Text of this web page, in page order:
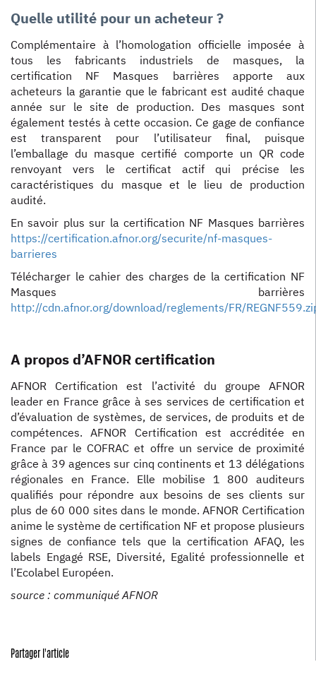
Quelle utilité pour un acheteur ?
Complémentaire à l’homologation officielle imposée à
tous les fabricants industriels de masques, la
certification NF Masques barrières apporte aux
acheteurs la garantie que le fabricant est audité chaque
année sur le site de production. Des masques sont
également testés à cette occasion. Ce gage de confiance
est transparent pour l’utilisateur final, puisque
l’emballage du masque certifié comporte un QR code
renvoyant vers le certificat actif qui précise les
caractéristiques du masque et le lieu de production
audité.
En savoir plus sur la certification NF Masques barrières
https://certification.afnor.org/securite/nf-masques-
barrieres
Télécharger le cahier des charges de la certification NF
Masques barrières
http://cdn.afnor.org/download/reglements/FR/
A propos d’AFNOR certification
AFNOR Certification est l’activité du groupe AFNOR
leader en France grâce à ses services de certification et
d’évaluation de systèmes, de services, de produits et de
compétences. AFNOR Certification est accréditée en
France par le COFRAC et offre un service de proximité
grâce à 39 agences sur cinq continents et 13 délégations
régionales en France. Elle mobilise 1 800 auditeurs
qualifiés pour répondre aux besoins de ses clients sur
plus de 60 000 sites dans le monde. AFNOR Certification
anime le système de certification NF et propose plusieurs
signes de confiance tels que la certification AFAQ, les
labels Engagé RSE, Diversité, Egalité professionnelle et
l’Ecolabel Européen.
source : communiqué AFNOR
Partager l'article